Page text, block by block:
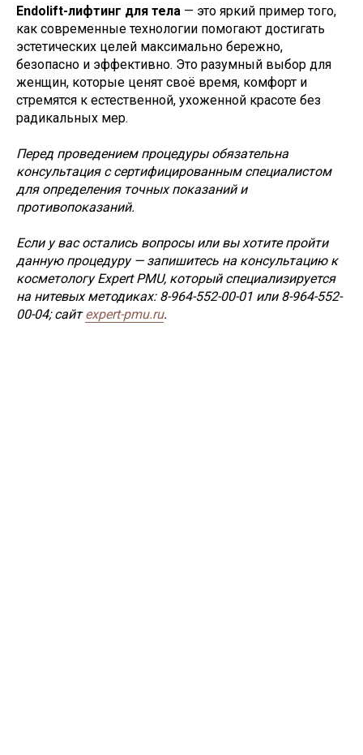
Endolift-лифтинг для тела — это яркий пример того,
как современные технологии помогают достигать
эстетических целей максимально бережно,
безопасно и эффективно. Это разумный выбор для
женщин, которые ценят своё время, комфорт и
стремятся к естественной, ухоженной красоте без
радикальных мер.
Перед проведением процедуры обязательна
консультация с сертифицированным специалистом
для определения точных показаний и
противопоказаний.
Если у вас остались вопросы или вы хотите пройти
данную процедуру — запишитесь на консультацию к
косметологу Expert PMU, который специализируется
на нитевых методиках: 8-964-552-00-01 или 8-964-552-
00-04; сайтexpert-pmu.ru.